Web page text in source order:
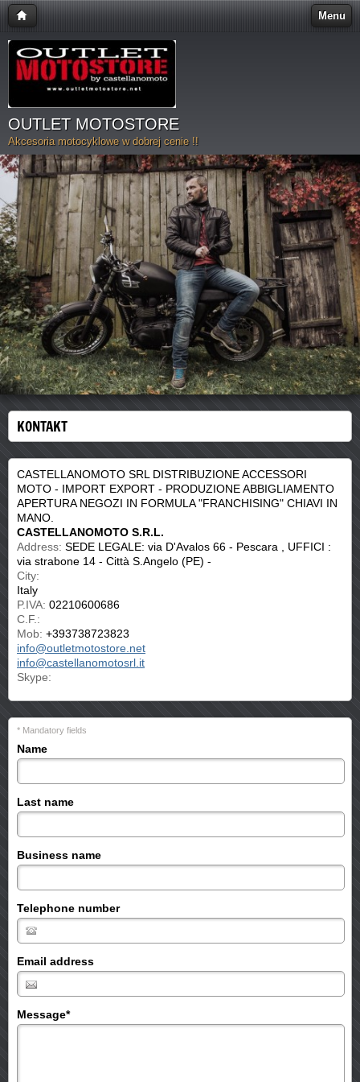
Menu
OUTLET MOTOSTORE
Akcesoria motocyklowe w dobrej cenie !!
KONTAKT
CASTELLANOMOTO SRL DISTRIBUZIONE ACCESSORI
MOTO - IMPORT EXPORT - PRODUZIONE ABBIGLIAMENTO
APERTURA NEGOZI IN FORMULA "FRANCHISING" CHIAVI IN
MANO.
CASTELLANOMOTO S.R.L.
Address: SEDE LEGALE: via D'Avalos 66 - Pescara , UFFICI :
via strabone 14 - Città S.Angelo (PE) -
City:
Italy
P.IVA: 02210600686
C.F.:
Mob: +393738723823
info@outletmotostore.net
info@castellanomotosrl.it
Skype:
* Mandatory fields
Name
Last name
Business name
Telephone number
Email address
Message*